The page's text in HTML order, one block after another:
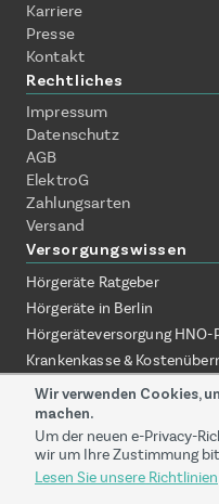
Wir verwenden Cookies,
machen.
Um der neuen e-Privacy-
wir um Ihre Zustimmung
Lesen Sie unsere Richtlinien
Karriere
Presse
Kontakt
Rechtliches
Impressum
Datenschutz
AGB
ElektroG
Zahlungsarten
Versand
Versorgungswissen
Hörgeräte Ratgeber
Hörgeräte in Berlin
Hörgeräteversorgung HNO-
Krankenkasse &
Hörgeräte ohne Termin
Hörgeräte zuhause testen
Online-Akustiker vs.
Versorgung über HNO-Praxis